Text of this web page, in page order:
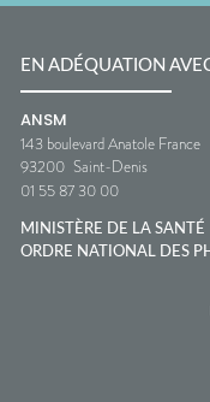
EN ADÉQUATION
ANSM
143 boulevard Anatole France
93200 Saint-Denis
01 55 87 30 00
MINISTÈRE DE LA SANTÉ
ORDRE NATIONAL DES